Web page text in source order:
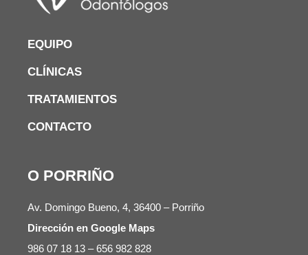
EQUIPO
CLÍNICAS
TRATAMIENTOS
CONTACTO
O PORRIÑO
Av. Domingo Bueno, 4, 36400 – Porriño
Dirección en Google Maps
986 07 18 13 – 656 982 828